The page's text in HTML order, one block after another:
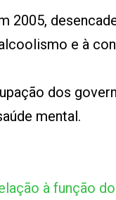
2005,
e à
dos
mental.
à função